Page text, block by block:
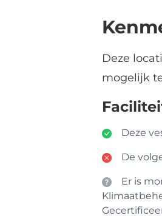
Deze
mogelijk
Deze
De
Er is